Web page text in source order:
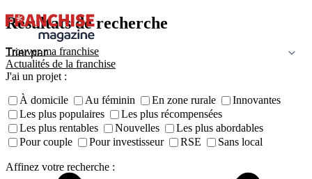
Trouver ma franchise
Actualités de la franchise
Résultats de recherche
J'ai un projet :
À domicile
Au féminin En zone rurale
Innovantes
Les plus populaires
Les plus récompensées
Les plus rentables
Nouvelles
Les plus abordables
Pour couple
Pour investisseur RSE Sans local
Affinez votre recherche :